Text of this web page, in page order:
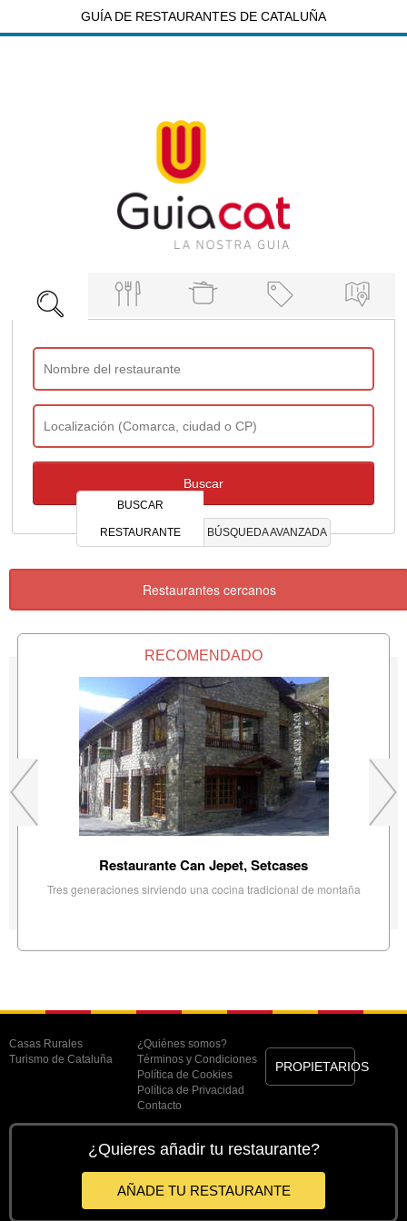
GUÍA DE RESTAURANTES DE CATALUÑA
BUSCAR
RESTAURANTE BÚSQUEDA AVANZADA
Restaurantes cercanos
RECOMENDADO
Restaurante Can Jepet, Setcases
Tres generaciones sirviendo una cocina tradicional de montaña
Casas Rurales
Turismo de Cataluña
¿Quiénes somos?
Términos y Condiciones
Política de Cookies
Política de Privacidad
Contacto
PROPIETARIOS
¿Quieres añadir tu restaurante?
AÑADE TU RESTAURANTE